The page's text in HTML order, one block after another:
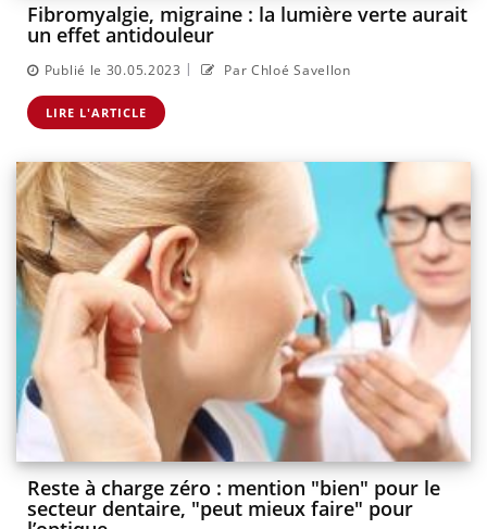
Fibromyalgie, migraine : la lumière verte aurait
un effet antidouleur
Publié le 30.05.2023 | Par Chloé Savellon
LIRE L'ARTICLE
Reste à charge zéro : mention "bien" pour le
secteur dentaire, "peut mieux faire" pour